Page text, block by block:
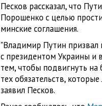
Песков рассказал, что
Порошенко с целью
минские соглашения.
"Владимир Путин призвал
с президентом Украины и
тем, чтобы подвигнуть на
тех обязательств,
заявил Песков.